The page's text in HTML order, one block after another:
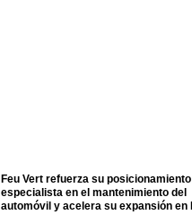
Feu Vert refuerza su
especialista en el mantenimiento del
automóvil y acelera su expansión en